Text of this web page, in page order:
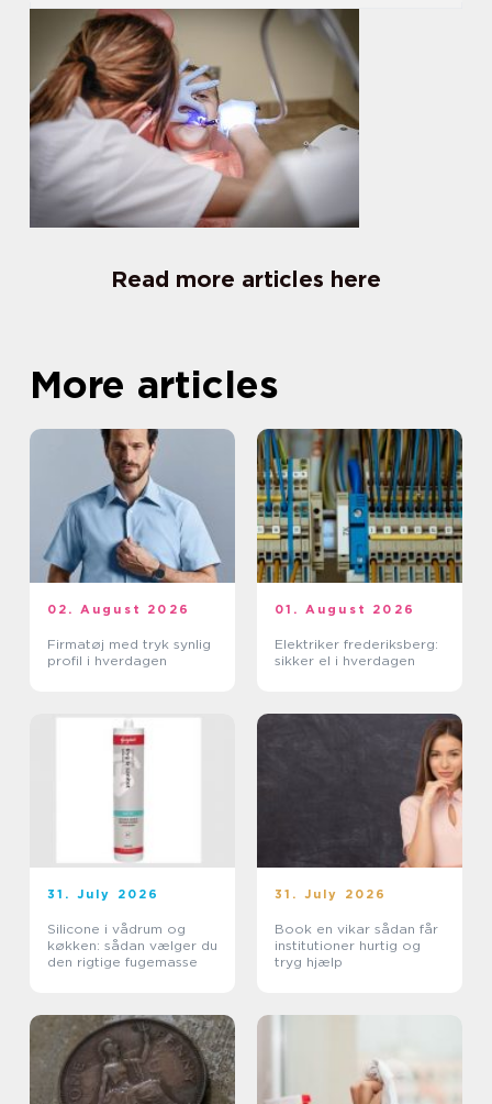
Read more articles here
More articles
02. August 2026
Firmatøj med tryk synlig
profil i hverdagen
01. August 2026
Elektriker frederiksberg:
sikker el i hverdagen
31. July 2026
Silicone i vådrum og
køkken: sådan vælger du
den rigtige fugemasse
31. July 2026
Book en vikar sådan får
institutioner hurtig og
tryg hjælp